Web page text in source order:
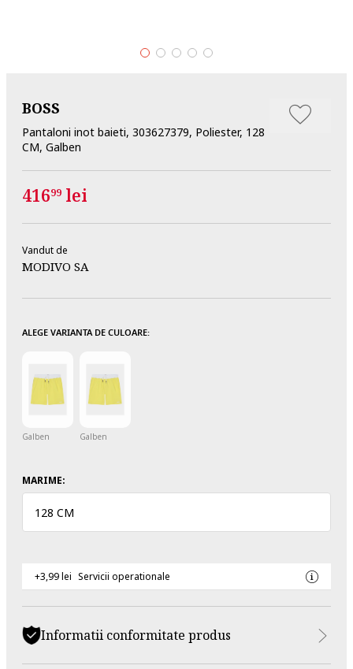
BOSS
Pantaloni inot baieti, 303627379, Poliester, 128
CM, Galben
41699 lei
Vandut de
MODIVO SA
ALEGE VARIANTA DE CULOARE:
Galben Galben
MARIME:
128 CM
+3,99 lei Servicii operationale
Informatii conformitate produs